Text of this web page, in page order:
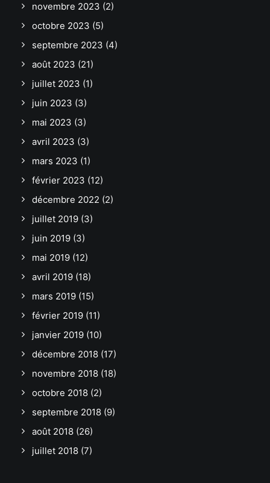
novembre 2023 (2)
octobre 2023 (5)
septembre 2023 (4)
août 2023 (21)
juillet 2023 (1)
juin 2023 (3)
mai 2023 (3)
avril 2023 (3)
mars 2023 (1)
février 2023 (12)
décembre 2022 (2)
juillet 2019 (3)
juin 2019 (3)
mai 2019 (12)
avril 2019 (18)
mars 2019 (15)
février 2019 (11)
janvier 2019 (10)
décembre 2018 (17)
novembre 2018 (18)
octobre 2018 (2)
septembre 2018 (9)
août 2018 (26)
juillet 2018 (7)